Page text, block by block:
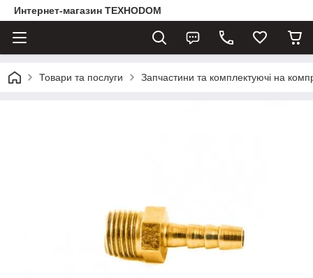
Интернет-магазин ТЕХНОDOM
Товари та послуги Запчастини та комплектуючі на